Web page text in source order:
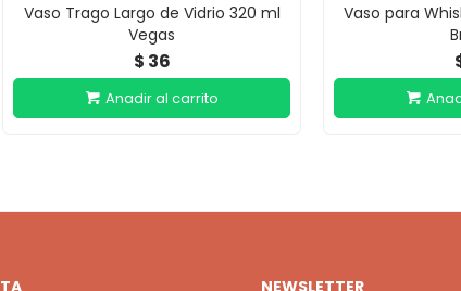
Vaso Trago Largo de Vidrio 320 ml
Vegas
$ 36
Vaso para
NEWSLETTER